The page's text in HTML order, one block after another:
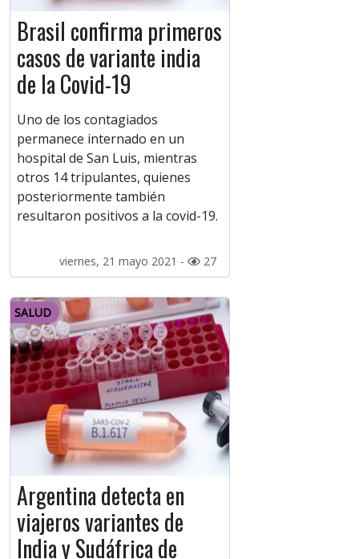
Brasil confirma primeros
casos de variante india
de la Covid-19
Uno de los contagiados
permanece internado en un
hospital de San Luis, mientras
otros 14 tripulantes, quienes
posteriormente también
resultaron positivos a la covid-19.
viernes, 21 mayo 2021 - 27
SALUD
Argentina detecta en
viajeros variantes de
India y Sudáfrica de